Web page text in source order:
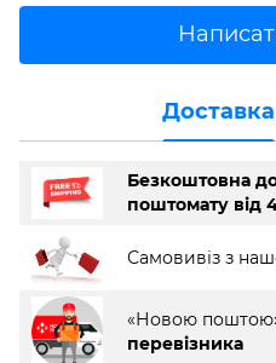
Доставка
Безкоштовна
поштомату від
Самовивіз з
«Новою
перевізника